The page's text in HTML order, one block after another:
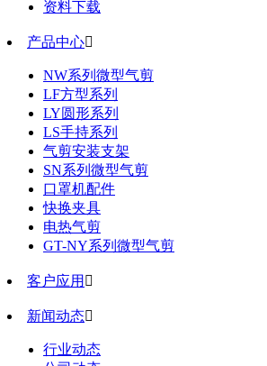
资料下载
产品中心
NW系列微型气剪
LF方型系列
LY圆形系列
LS手持系列
气剪安装支架
SN系列微型气剪
口罩机配件
快换夹具
电热气剪
GT-NY系列微型气剪
客户应用 
新闻动态
行业动态